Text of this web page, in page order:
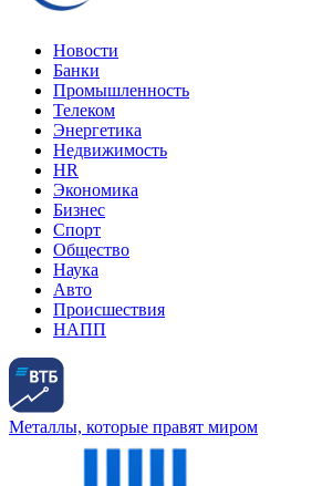
Новости
Банки
Промышленность
Телеком
Энергетика
Недвижимость
HR
Экономика
Бизнес
Спорт
Общество
Наука
Авто
Происшествия
НАПП
Металлы, которые правят миром